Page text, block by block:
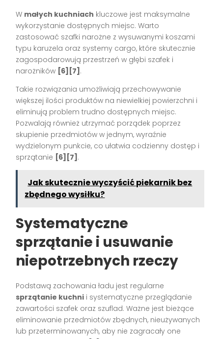
W małych kuchniach kluczowe jest maksymalne
wykorzystanie dostępnych miejsc. Warto
zastosować szafki narożne z wysuwanymi koszami
typu karuzela oraz systemy cargo, które skutecznie
zagospodarowują przestrzeń w głębi szafek i
narożników [6][7] .
Takie rozwiązania umożliwiają przechowywanie
większej ilości produktów na niewielkiej powierzchni i
eliminują problem trudno dostępnych miejsc.
Pozwalają również utrzymać porządek poprzez
skupienie przedmiotów w jednym, wyraźnie
wydzielonym punkcie, co ułatwia codzienny dostęp i
sprzątanie [6][7] .
Jak skutecznie wyczyścić piekarnik bez
zbędnego wysiłku?
Systematyczne
sprzątanie i usuwanie
niepotrzebnych rzeczy
Podstawą zachowania ładu jest regularne
sprzątanie kuchni i systematyczne przeglądanie
zawartości szafek oraz szuflad. Ważne jest bieżące
eliminowanie przedmiotów zbędnych, nieużywanych
lub przeterminowanych, aby nie zagracały one